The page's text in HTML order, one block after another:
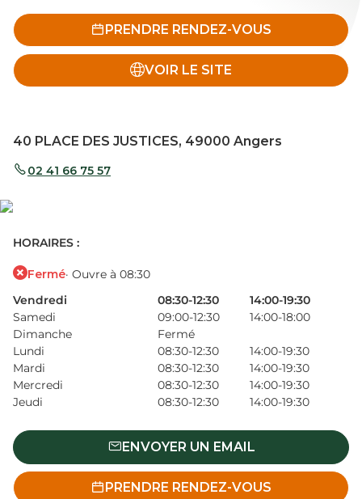
PRENDRE RENDEZ-VOUS
VOIR LE SITE
40 PLACE DES JUSTICES, 49000 Angers
02 41 66 75 57
HORAIRES :
Fermé· Ouvre à 08:30
Vendredi
08:30-12:30
14:00-19:30
Samedi
09:00-12:30
14:00-18:00
Dimanche
Fermé
Lundi
08:30-12:30
14:00-19:30
Mardi
08:30-12:30
14:00-19:30
Mercredi
08:30-12:30
14:00-19:30
Jeudi
08:30-12:30 14:00-19:30
ENVOYER UN EMAIL
PRENDRE RENDEZ-VOUS